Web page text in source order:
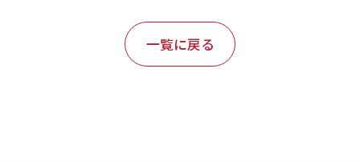
一覧に戻る